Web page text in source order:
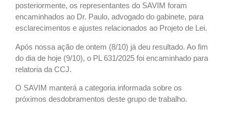
posteriormente, os representantes do SAVIM foram
encaminhados ao Dr. Paulo, advogado do gabinete, para
esclarecimentos e ajustes relacionados ao Projeto de Lei.
Após nossa ação de ontem (8/10) já deu resultado. Ao fim
do dia de hoje (9/10), o PL 631/2025 foi encaminhado para
relatoria da CCJ.
O SAVIM manterá a categoria informada sobre os
próximos desdobramentos deste grupo de trabalho.